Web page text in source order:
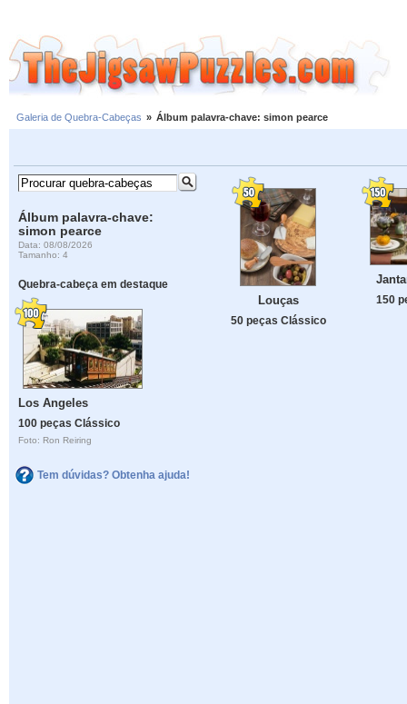
Galeria de Quebra-Cabeças » Álbum palavra-chave: simon pearce
Álbum palavra-chave:
simon pearce
Data: 08/08/2026
Tamanho: 4
Quebra-cabeça em destaque
Los Angeles
100 peças Clássico
Foto: Ron Reiring
Tem dúvidas? Obtenha ajuda!
Louças
50 peças Clássico
150